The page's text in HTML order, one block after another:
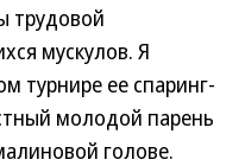
трудовой
мускулов. Я
турнире ее спаринг-
молодой парень
голове.